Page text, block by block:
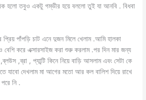
হলো তবুও একটু গম্ভীর হয়ে বললো তুই যা আনবি . বিধবা
প্রিয় পাঁপড়ি চাট এনে দুজন মিলে খেলাম .আমি হালকা
করে এক্সারসাইজ করা শুরু করলাম .পর দিন মার জন্য
,ব্রা , প্যান্টি কিনে নিয়ে বাড়ি আসলাম এবং সেটা কে
যাবো দেখলাম মা আগের মতো আর কল বালিশ দিয়ে রাখে
নি .